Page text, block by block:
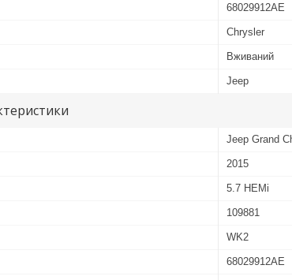
68029912AE
Chrysler
Вживаний
Jeep
Jeep Grand
2015
5.7 HEMi
109881
WK2
68029912AE